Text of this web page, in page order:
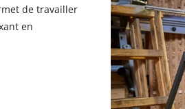
de travailler
en